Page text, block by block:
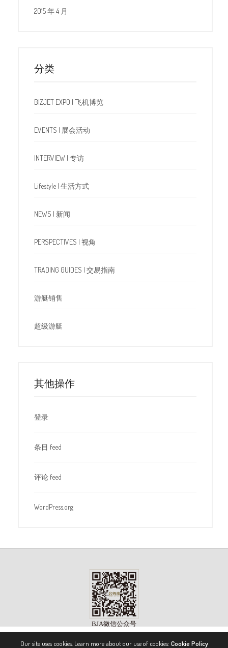
2015 年 4 月
分类
BIZJET EXPO | 飞机博览
EVENTS | 展会活动
INTERVIEW | 专访
Lifestyle | 生活方式
NEWS | 新闻
PERSPECTIVES | 视角
TRADING GUIDES | 交易指南
游艇销售
超级游艇
其他操作
登录
条目 feed
评论 feed
WordPress.org
版权所有 ©2023, 《公务机》杂志（BIZJET ADVISOR MAGAZINE）. 保留所有权利。
Our site uses cookies. Learn more about our use of cookies: Cookie Policy